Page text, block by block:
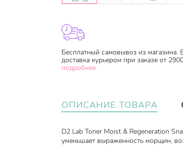
Бесплатный самовывоз из магазина.
доставка курьером при заказе от
подробнее.
ОПИСАНИЕ ТОВАРА
D2 Lab Toner Moist & Regeneration
уменьшает выраженность морщин,